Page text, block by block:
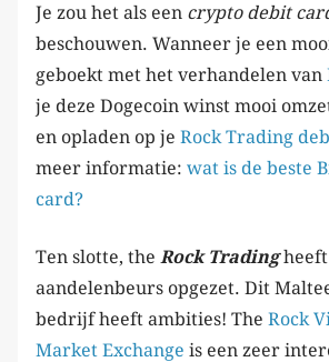
Je zou het als een crypto debit
beschouwen. Wanneer je een
geboekt met het verhandelen van
je deze Dogecoin winst mooi
en opladen op je Rock Trading
meer informatie: wat is de beste
card?
Ten slotte, the Rock Tradingheeft
aandelenbeurs opgezet. Dit
bedrijf heeft ambities! The Rock
Market Exchange is een zeer